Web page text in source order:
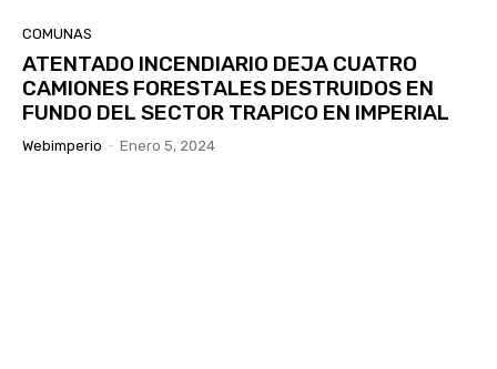
COMUNAS
ATENTADO INCENDIARIO DEJA CUATRO
CAMIONES FORESTALES DESTRUIDOS EN
FUNDO DEL SECTOR TRAPICO EN IMPERIAL
Webimperio - Enero 5, 2024